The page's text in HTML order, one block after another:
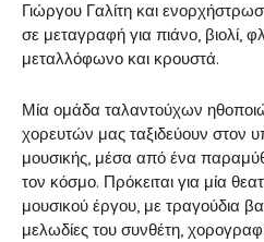
Γιώργου Γαλίτη και
σε μεταγραφή για πιάνο, βιολί,
μεταλλόφωνο και κρουστά.
Μία ομάδα ταλαντούχων
χορευτών μας ταξιδεύουν στον
μουσικής, μέσα από ένα
τον κόσμο. Πρόκειται για μία
μουσικού έργου, με τραγούδια
μελωδίες του συνθέτη,